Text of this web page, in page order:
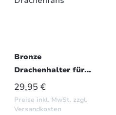
Bronze
Drachenhalter für
Echo Dot – 3D-Druck
Dekoration für
Drachenfans
REGULÄRER PREIS:
29,95 €
Preise inkl. MwSt. zzgl.
Versandkosten